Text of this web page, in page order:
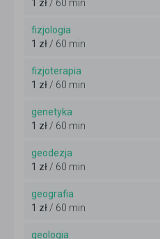
1 zł/ 60 min
fizjologia
1 zł/ 60 min
fizjoterapia
1 zł/ 60 min
genetyka
1 zł/ 60 min
geodezja
1 zł/ 60 min
geografia
1 zł/ 60 min
geologia